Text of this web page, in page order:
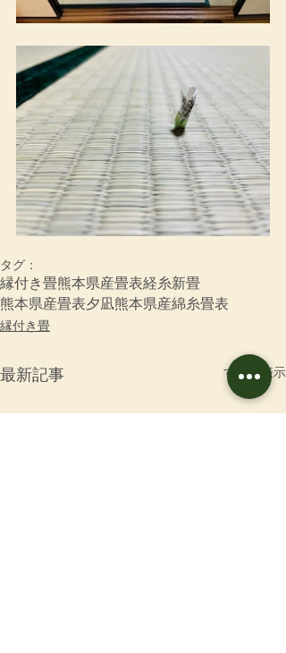
タグ：
縁付き畳熊本県産畳表経糸新畳
熊本県産畳表夕凪熊本県産綿糸畳表
縁付き畳
最新記事 すべて表示